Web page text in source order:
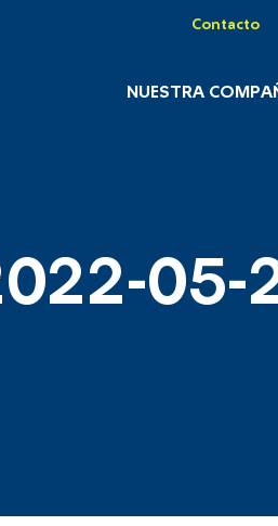
Contacto
NUESTRA